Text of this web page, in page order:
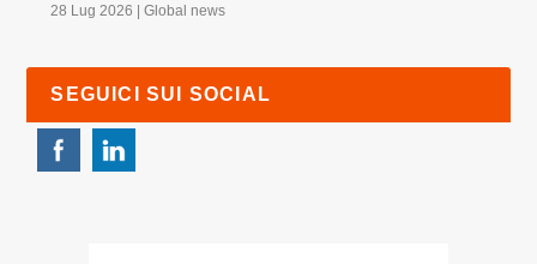
28 Lug 2026 |Global news
SEGUICI SUI SOCIAL